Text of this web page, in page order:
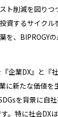
ト削減を図りつ
資するサイク
を、BIPROGY
『企業DX』と『
に新たな価値を
を背景に自
。特に社会DX